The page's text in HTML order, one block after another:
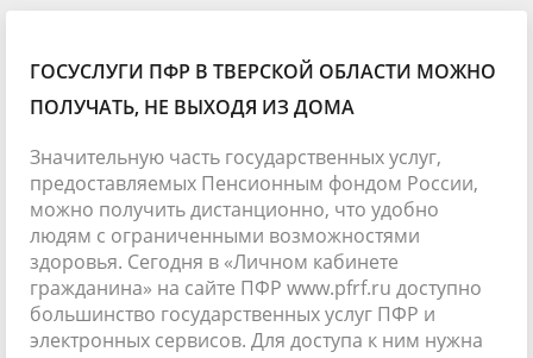
ГОСУСЛУГИ ПФР В ТВЕРСКОЙ ОБЛАСТИ МОЖНО
ПОЛУЧАТЬ, НЕ ВЫХОДЯ ИЗ ДОМА
Значительную часть государственных услуг,
предоставляемых Пенсионным фондом России,
можно получить дистанционно, что удобно
людям с ограниченными возможностями
здоровья. Сегодня в «Личном кабинете
гражданина» на сайте ПФР www.pfrf.ru доступно
большинство государственных услуг ПФР и
электронных сервисов. Для доступа к ним нужна